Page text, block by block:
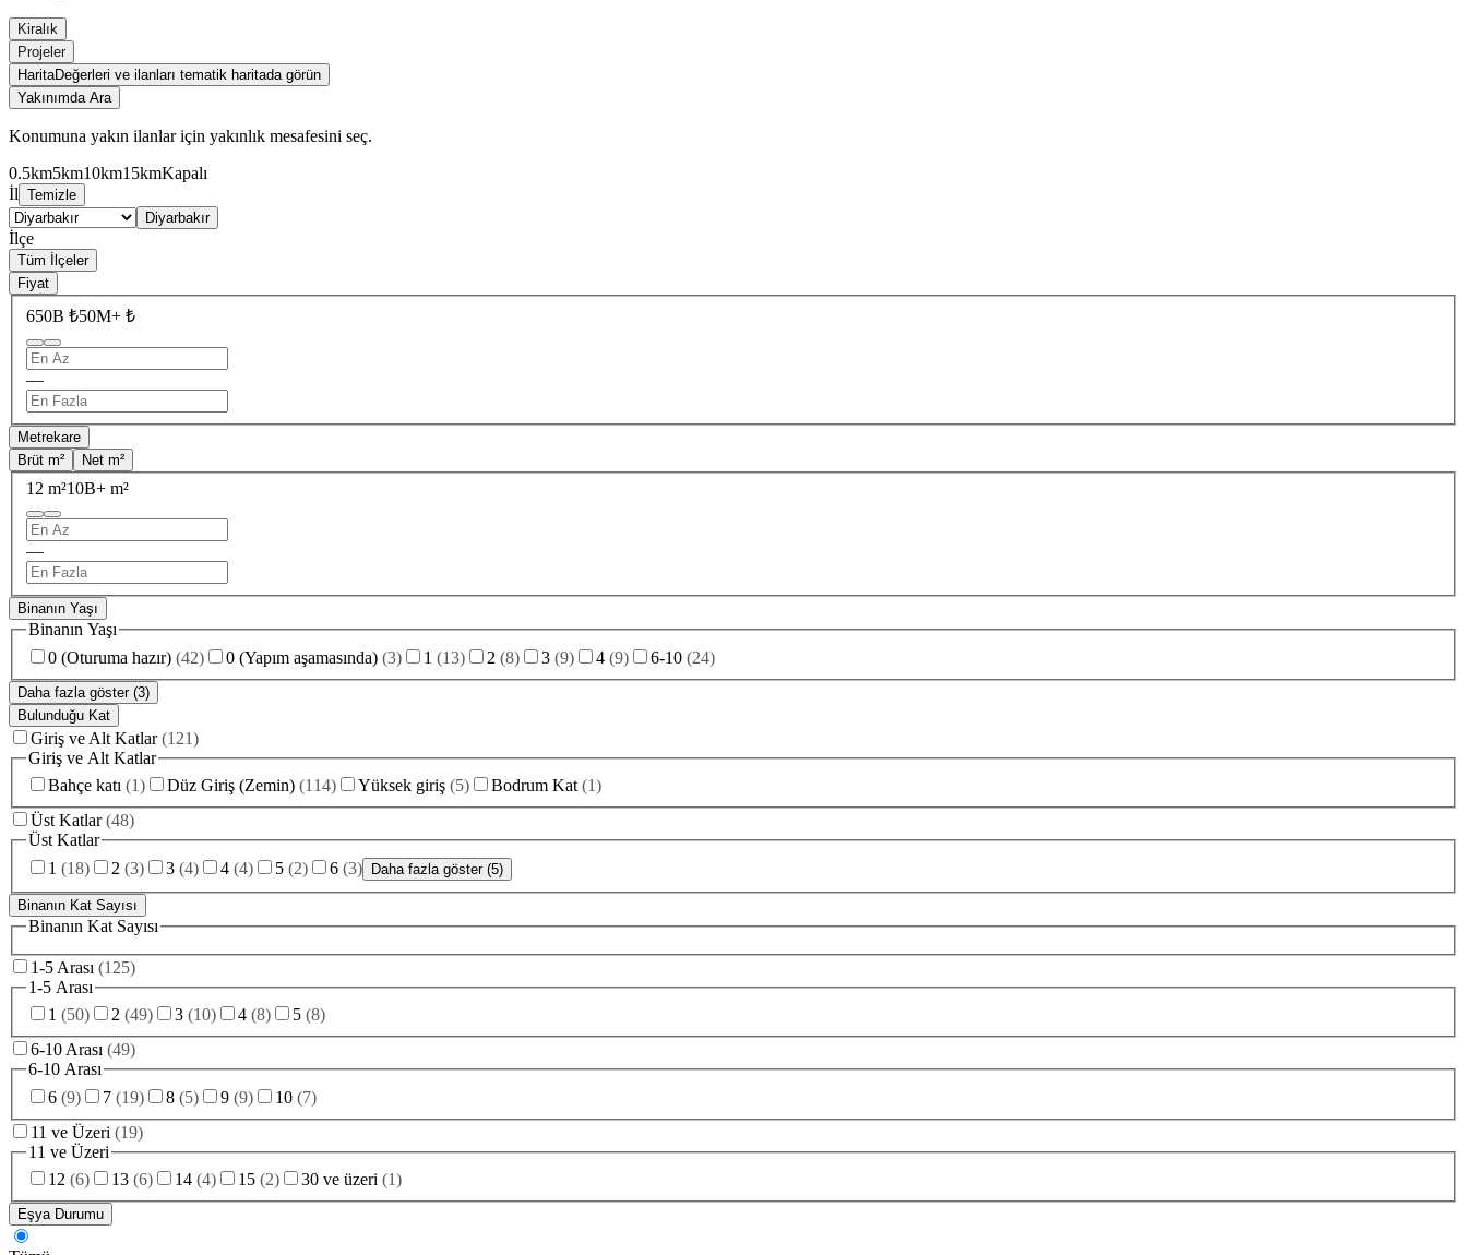
Kiralık
Projeler
HaritaDeğerleri ve ilanları tematik haritada görün
Yakınımda Ara
Konumuna yakın ilanlar için yakınlık mesafesini seç.
0.5km5km10km15kmKapalı
İl Temizle
Diyarbakır
İlçe
Tüm İlçeler
Fiyat
650B ₺50M+ ₺
—
Metrekare
Brüt m²
Net m²
12 m²10B+ m²
—
Binanın Yaşı
Binanın Yaşı
0 (Oturuma hazır) (42) 0 (Yapım aşamasında) (3) 1 (13) 2 (8) 3 (9) 4 (9) 6-10 (24)
Daha fazla göster (3)
Bulunduğu Kat
Giriş ve Alt Katlar (121)
Giriş ve Alt Katlar
Bahçe katı (1) Düz Giriş (Zemin) (114) Yüksek giriş (5) Bodrum Kat (1)
Üst Katlar (48)
Üst Katlar
1 (18) 2 (3) 3 (4) 4 (4) 5 (2) 6 (3) Daha fazla göster (5)
Binanın Kat Sayısı
Binanın Kat Sayısı
1-5 Arası (125)
1-5 Arası
1 (50) 2 (49) 3 (10) 4 (8) 5 (8)
6-10 Arası (49)
6-10 Arası
6 (9) 7 (19) 8 (5) 9 (9) 10 (7)
11 ve Üzeri (19)
11 ve Üzeri
12 (6) 13 (6) 14 (4) 15 (2) 30 ve üzeri (1)
Eşya Durumu